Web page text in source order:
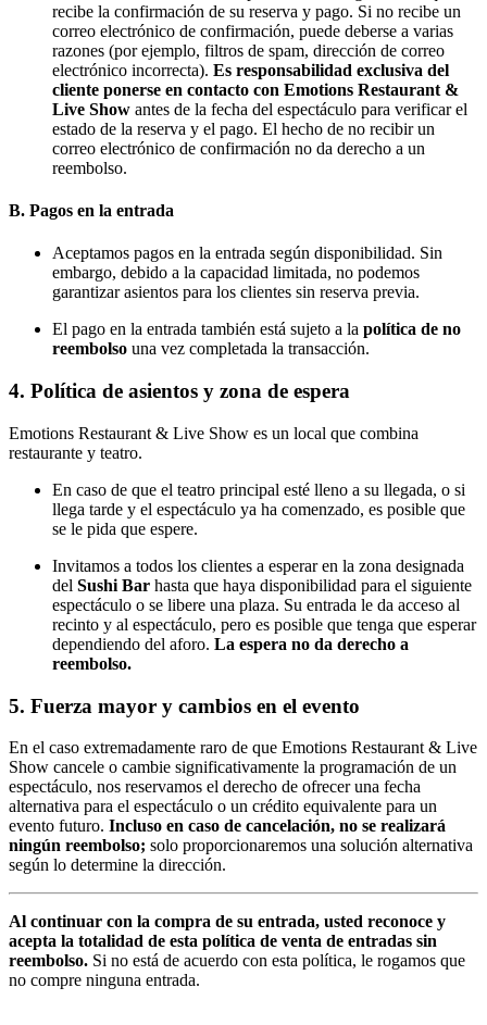
recibe la confirmación de su reserva y pago. Si no recibe un
correo electrónico de confirmación, puede deberse a varias
razones (por ejemplo, filtros de spam, dirección de correo
electrónico incorrecta). Es responsabilidad exclusiva del
cliente ponerse en contacto con Emotions Restaurant &
Live Show antes de la fecha del espectáculo para verificar el
estado de la reserva y el pago. El hecho de no recibir un
correo electrónico de confirmación no da derecho a un
reembolso.
B. Pagos en la entrada
Aceptamos pagos en la entrada según disponibilidad. Sin
embargo, debido a la capacidad limitada, no podemos
garantizar asientos para los clientes sin reserva previa.
El pago en la entrada también está sujeto a la política de no
reembolso una vez completada la transacción.
4. Política de asientos y zona de espera
Emotions Restaurant & Live Show es un local que combina
restaurante y teatro.
En caso de que el teatro principal esté lleno a su llegada, o si
llega tarde y el espectáculo ya ha comenzado, es posible que
se le pida que espere.
Invitamos a todos los clientes a esperar en la zona designada
del Sushi Bar hasta que haya disponibilidad para el siguiente
espectáculo o se libere una plaza. Su entrada le da acceso al
recinto y al espectáculo, pero es posible que tenga que esperar
dependiendo del aforo. La espera no da derecho a
reembolso.
5. Fuerza mayor y cambios en el evento
En el caso extremadamente raro de que Emotions Restaurant & Live
Show cancele o cambie significativamente la programación de un
espectáculo, nos reservamos el derecho de ofrecer una fecha
alternativa para el espectáculo o un crédito equivalente para un
evento futuro. Incluso en caso de cancelación, no se realizará
ningún reembolso; solo proporcionaremos una solución alternativa
según lo determine la dirección.
Al continuar con la compra de su entrada, usted reconoce y
acepta la totalidad de esta política de venta de entradas sin
reembolso. Si no está de acuerdo con esta política, le rogamos que
no compre ninguna entrada.